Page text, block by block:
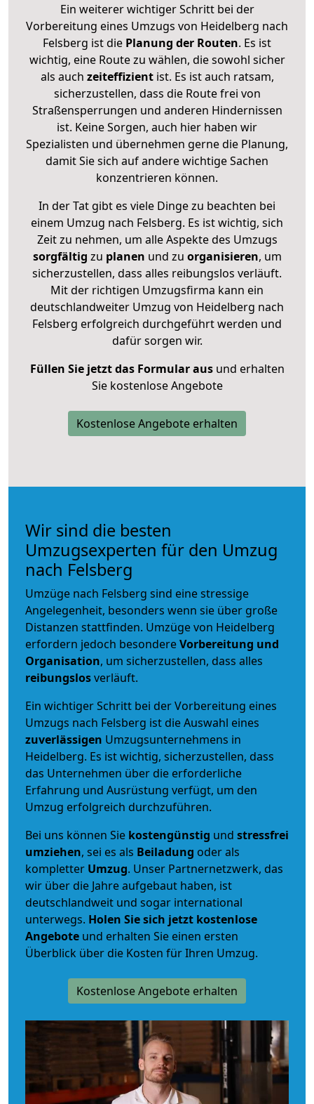
Ein weiterer wichtiger Schritt bei der
Vorbereitung eines Umzugs von Heidelberg nach
Felsberg ist die Planung der Routen. Es ist
wichtig, eine Route zu wählen, die sowohl sicher
als auch zeiteffizientist. Es ist auch ratsam,
sicherzustellen, dass die Route frei von
Straßensperrungen und anderen Hindernissen
ist. Keine Sorgen, auch hier haben wir
Spezialisten und übernehmen gerne die Planung,
damit Sie sich auf andere wichtige Sachen
konzentrieren können.
In der Tat gibt es viele Dinge zu beachten bei
einem Umzug nach Felsberg. Es ist wichtig, sich
Zeit zu nehmen, um alle Aspekte des Umzugs
sorgfältig zu planen und zu organisieren, um
sicherzustellen, dass alles reibungslos verläuft.
Mit der richtigen Umzugsfirma kann ein
deutschlandweiter Umzug von Heidelberg nach
Felsberg erfolgreich durchgeführt werden und
dafür sorgen wir.
Füllen Sie jetzt das Formular ausund erhalten
Sie kostenlose Angebote
Kostenlose Angebote erhalten
Wir sind die besten
Umzugsexperten für den Umzug
nach Felsberg
Umzüge nach Felsberg sind eine stressige
Angelegenheit, besonders wenn sie über große
Distanzen stattfinden. Umzüge von Heidelberg
erfordern jedoch besondereVorbereitung und
Organisation, um sicherzustellen, dass alles
reibungslosverläuft.
Ein wichtiger Schritt bei der Vorbereitung eines
Umzugs nach Felsberg ist die Auswahl eines
zuverlässigen Umzugsunternehmens in
Heidelberg. Es ist wichtig, sicherzustellen, dass
das Unternehmen über die erforderliche
Erfahrung und Ausrüstung verfügt, um den
Umzug erfolgreich durchzuführen.
Bei uns können Sie kostengünstig und stressfrei
umziehen, sei es als Beiladung oder als
kompletter Umzug. Unser Partnernetzwerk, das
wir über die Jahre aufgebaut haben, ist
deutschlandweit und sogar international
unterwegs. Holen Sie sich jetzt kostenlose
Angebote und erhalten Sie einen ersten
Überblick über die Kosten für Ihren Umzug.
Kostenlose Angebote erhalten